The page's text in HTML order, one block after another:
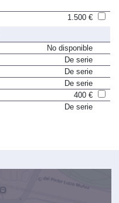
1.500 €
No disponible
De serie
De serie
De serie
400 €
De serie